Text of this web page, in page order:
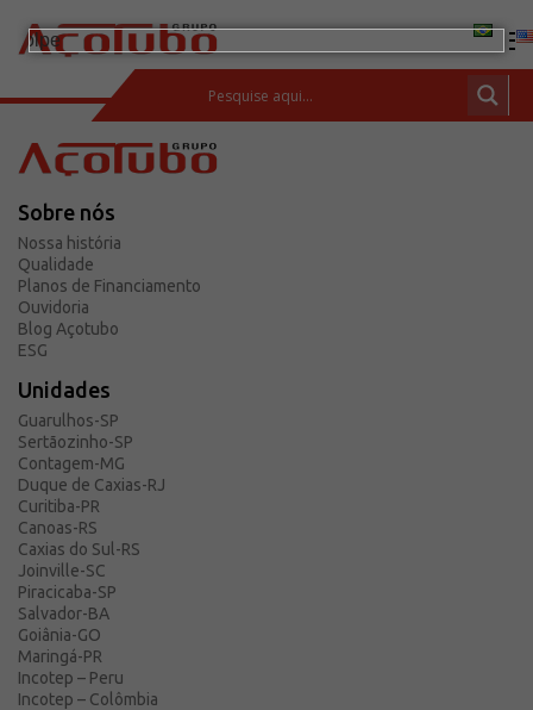
(11) 2413-2000
Tubos de aço carbono
Barras de Aço Carbono
Conexões e flanges
Soluções integradas
Incotep – Sistemas de Ancoragem
Calculadora
Download
Solicite um orçamento
Sobre a Açotubo
Unidades
Qualidade
Planos de Financiamento
Sobre nós
Nossa história
Qualidade
Planos de Financiamento
Ouvidoria
Blog Açotubo
ESG
Unidades
Guarulhos-SP
Sertãozinho-SP
Contagem-MG
Duque de Caxias-RJ
Curitiba-PR
Canoas-RS
Caxias do Sul-RS
Joinville-SC
Piracicaba-SP
Salvador-BA
Goiânia-GO
Maringá-PR
Incotep – Peru
Incotep – Colômbia